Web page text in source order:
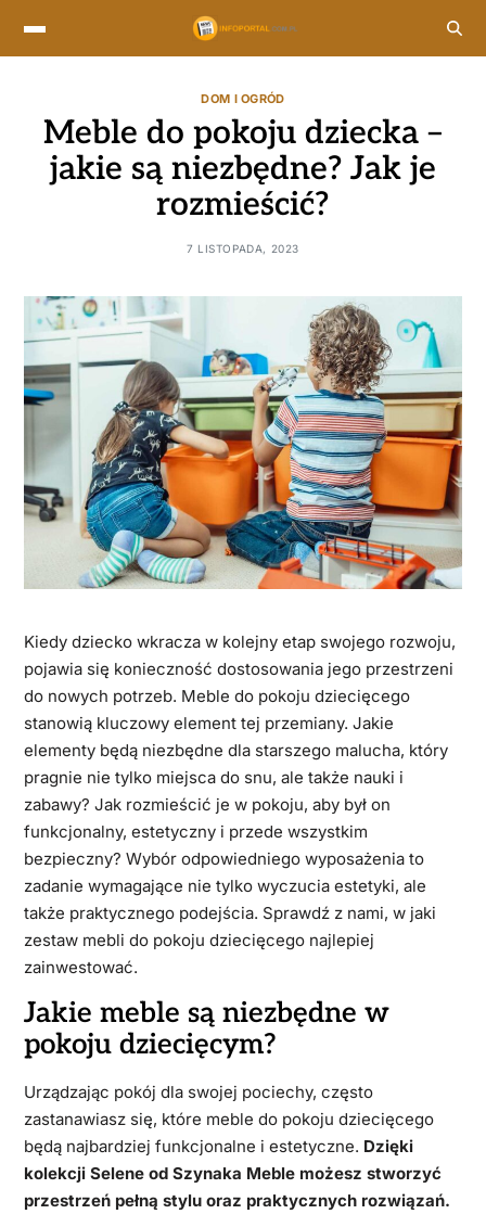
DOM I OGRÓD
Meble do pokoju dziecka –
jakie są niezbędne? Jak je
rozmieścić?
7 LISTOPADA, 2023
Kiedy dziecko wkracza w kolejny etap swojego rozwoju,
pojawia się konieczność dostosowania jego przestrzeni
do nowych potrzeb. Meble do pokoju dziecięcego
stanowią kluczowy element tej przemiany. Jakie
elementy będą niezbędne dla starszego malucha, który
pragnie nie tylko miejsca do snu, ale także nauki i
zabawy? Jak rozmieścić je w pokoju, aby był on
funkcjonalny, estetyczny i przede wszystkim
bezpieczny? Wybór odpowiedniego wyposażenia to
zadanie wymagające nie tylko wyczucia estetyki, ale
także praktycznego podejścia. Sprawdź z nami, w jaki
zestaw mebli do pokoju dziecięcego najlepiej
zainwestować.
Jakie meble są niezbędne w
pokoju dziecięcym?
Urządzając pokój dla swojej pociechy, często
zastanawiasz się, które meble do pokoju dziecięcego
będą najbardziej funkcjonalne i estetyczne. Dzięki
kolekcji Selene od Szynaka Meble możesz stworzyć
przestrzeń pełną stylu oraz praktycznych rozwiązań.